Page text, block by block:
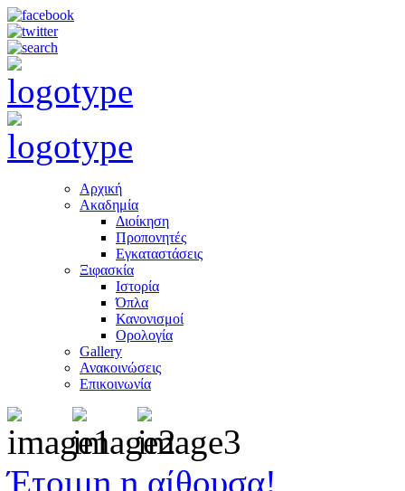
Αρχική
Ακαδημία
Διοίκηση
Προπονητές
Εγκαταστάσεις
Ξιφασκία
Ιστορία
Όπλα
Κανονισμοί
Ορολογία
Gallery
Ανακοινώσεις
Επικοινωνία
Έτοιμη η αίθουσα!